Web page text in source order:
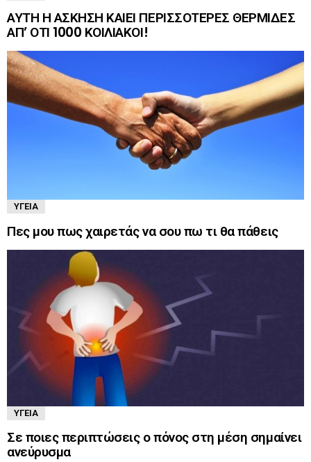
ΑΥΤΗ Η ΑΣΚΗΣΗ ΚΑΙΕΙ ΠΕΡΙΣΣΟΤΕΡΕΣ ΘΕΡΜΙΔΕΣ
ΑΠ’ ΟΤΙ 1000 ΚΟΙΛΙΑΚΟΙ!
ΥΓΕΊΑ
Πες μου πως χαιρετάς να σου πω τι θα πάθεις
ΥΓΕΊΑ
Σε ποιες περιπτώσεις ο πόνος στη μέση σημαίνει
ανεύρυσμα